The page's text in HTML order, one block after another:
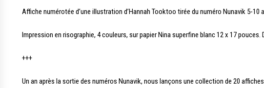
Affiche numérotée d’une illustration d’Hannah Tooktoo tirée du numéro Nunavik 5-10
Impression en risographie, 4 couleurs, sur papier Nina superfine blanc 12 x 17
+++
Un an après la sortie des numéros Nunavik, nous lançons une collection de 20